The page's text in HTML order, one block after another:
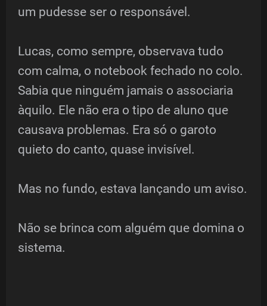
um pudesse ser o responsável.
Lucas, como sempre, observava tudo
com calma, o notebook fechado no colo.
Sabia que ninguém jamais o associaria
àquilo. Ele não era o tipo de aluno que
causava problemas. Era só o garoto
quieto do canto, quase invisível.
Mas no fundo, estava lançando um aviso.
Não se brinca com alguém que domina o
sistema.